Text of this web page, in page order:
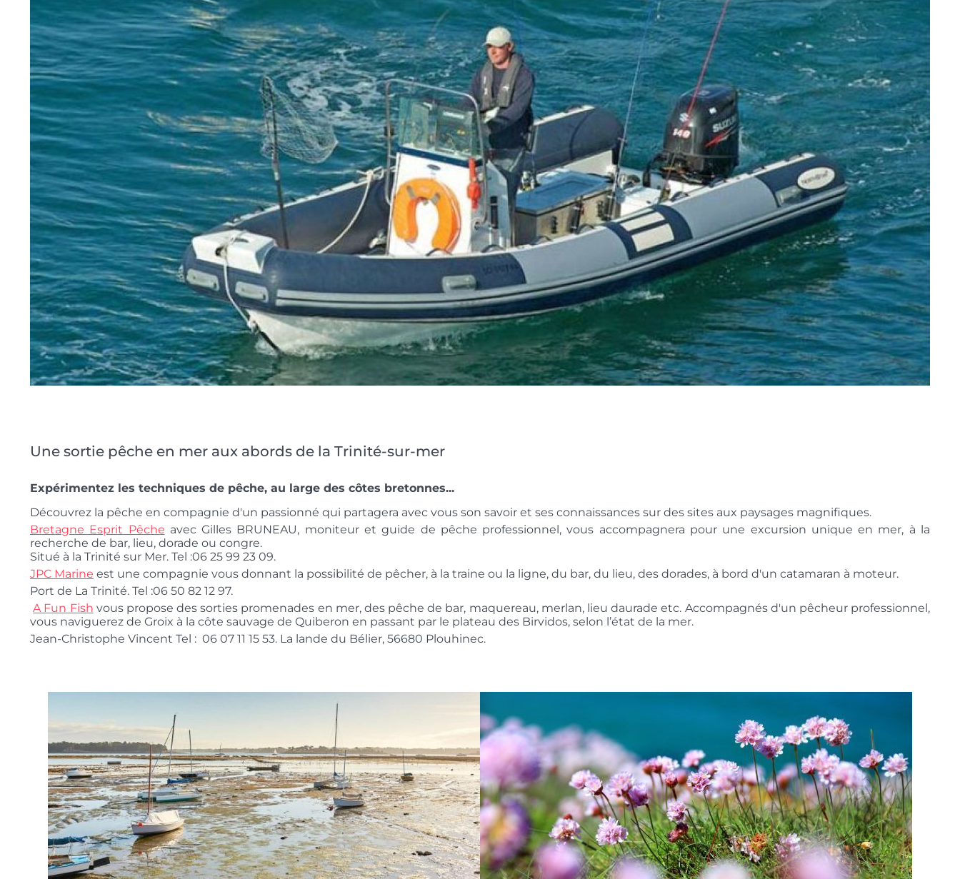
Une sortie pêche en mer aux abords de la Trinité-sur-mer
Expérimentez les techniques de pêche, au large des côtes bretonnes...
Découvrez la pêche en compagnie d'un passionné qui partagera avec vous son savoir et ses connaissances sur des sites aux paysages magnifiques.
Bretagne Esprit Pêche avec Gilles BRUNEAU, moniteur et guide de pêche professionnel, vous accompagnera pour une excursion unique en mer, à la
recherche de bar, lieu, dorade ou congre.
Situé à la Trinité sur Mer. Tel :06 25 99 23 09.
JPC Marine est une compagnie vous donnant la possibilité de pêcher, à la traine ou la ligne, du bar, du lieu, des dorades, à bord d'un catamaran à moteur.
Port de La Trinité. Tel :06 50 82 12 97.
A Fun Fish vous propose des sorties promenades en mer, des pêche de bar, maquereau, merlan, lieu daurade etc. Accompagnés d'un pêcheur professionnel,
vous naviguerez de Groix à la côte sauvage de Quiberon en passant par le plateau des Birvidos, selon l’état de la mer.
Jean-Christophe Vincent Tel : 06 07 11 15 53. La lande du Bélier, 56680 Plouhinec.